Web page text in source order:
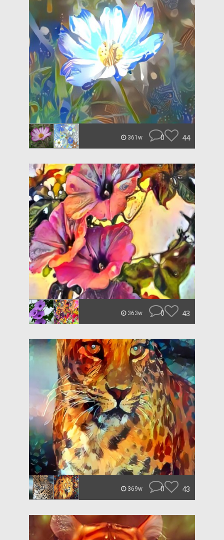
361w 0 44
363w 0 43
369w 0 43